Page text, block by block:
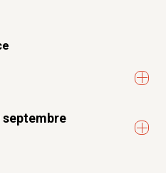
MEDIAS
septembre